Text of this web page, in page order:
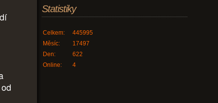
Statistiky
Online: 4
Celkem:
445995
Měsíc:
17497
Den:
622